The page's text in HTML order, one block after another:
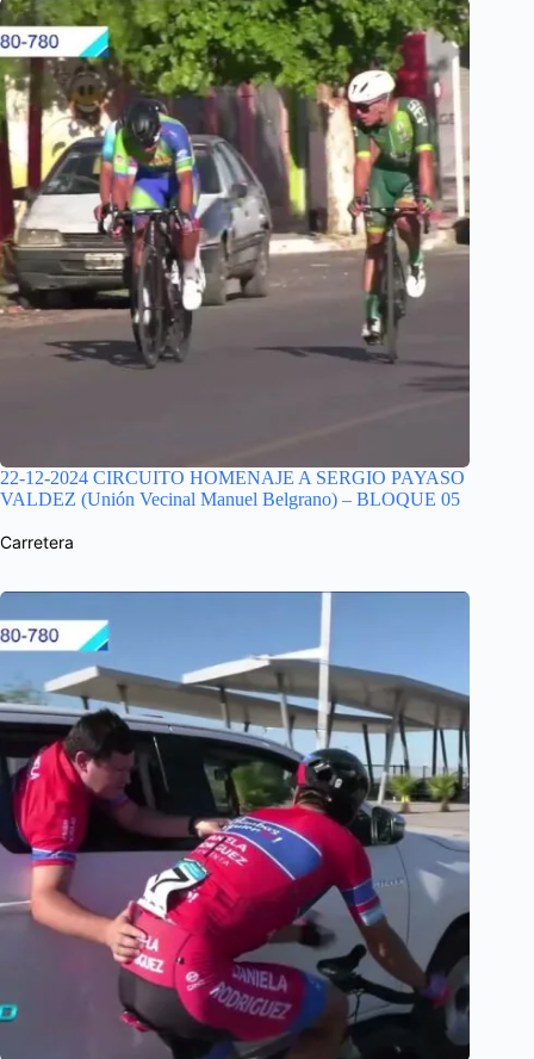
22-12-2024 CIRCUITO HOMENAJE A SERGIO PAYASO
VALDEZ (Unión Vecinal Manuel Belgrano) – BLOQUE 05
Carretera